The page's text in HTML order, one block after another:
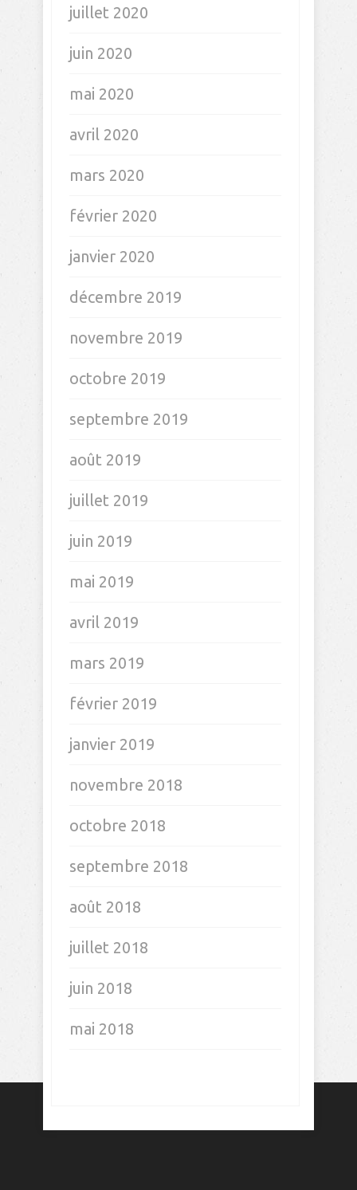
juillet 2020
juin 2020
mai 2020
avril 2020
mars 2020
février 2020
janvier 2020
décembre 2019
novembre 2019
octobre 2019
septembre 2019
août 2019
juillet 2019
juin 2019
mai 2019
avril 2019
mars 2019
février 2019
janvier 2019
novembre 2018
octobre 2018
septembre 2018
août 2018
juillet 2018
juin 2018
mai 2018